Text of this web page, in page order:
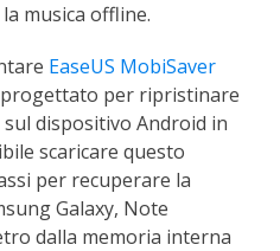
musica offline.
EaseUS MobiSaver
per ripristinare
dispositivo Android in
scaricare questo
per recuperare la
Galaxy, Note
dalla memoria interna